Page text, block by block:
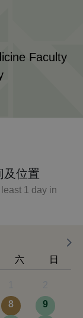
Faculty
及位置
1 day in
六 日
8
9